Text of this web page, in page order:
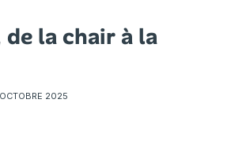
de la chair à la
2025